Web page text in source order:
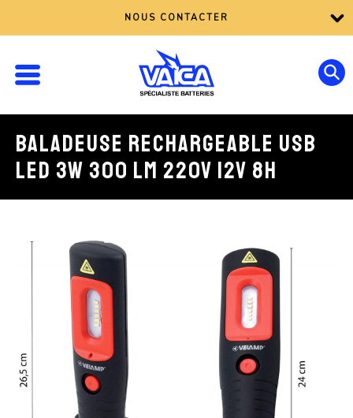
NOUS CONTACTER
BALADEUSE RECHARGEABLE USB
LED 3W 300 LM 220V 12V 8H